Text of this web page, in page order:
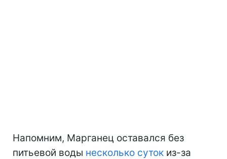
Напомним, Марганец оставался без
питьевой воды несколько суток из-за